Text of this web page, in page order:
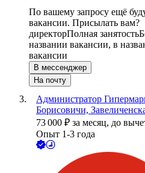
По вашему запросу ещё
вакансии. Присылать вам?
директорПолная занятость
названии вакансии, в
вакансии
В мессенджер
На почту
Администратор
Борисовичи,
73 000 ₽ за месяц, до
Опыт 1-3 года